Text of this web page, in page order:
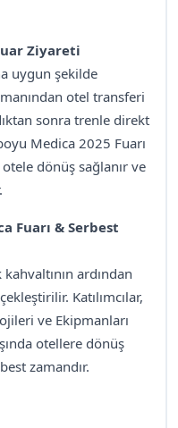
Ziyareti
uygun şekilde
otel transferi
sonra trenle direkt
Medica 2025 Fuarı
dönüş sağlanır ve
Fuarı & Serbest
ardından
Katılımcılar,
ve Ekipmanları
otellere dönüş
zamandır.